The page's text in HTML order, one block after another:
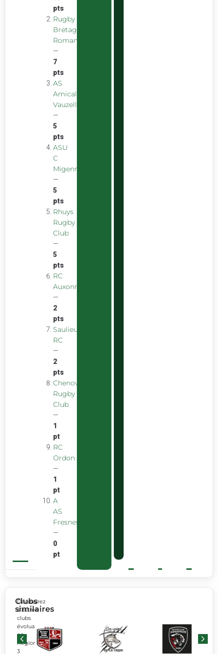
pts
Rugby
Bretagne
Romantique
—
7
pts
AS
Amicale
Vauzelles
—
5
pts
ASU
C
Migennes
—
5
pts
Rhuys
Rugby
Club
—
5
pts
RC
Auxonnais
—
2
pts
Saulieu
RC
—
2
pts
Chenove
Rugby
Club
—
1
pt
RC
Ordon
—
1
pt
A
AS
Fresnes
—
0
pt
Clubs
similaires
Découvrez
d’autres
clubs
évoluant
en
Régionale
3